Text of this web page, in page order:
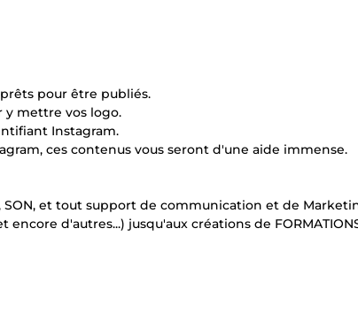
pour être publiés.
y mettre vos logo.
Instagram.
ces contenus vous seront d'une aide immense.
SON, et tout support de communication et de
encore d'autres...) jusqu'aux créations de